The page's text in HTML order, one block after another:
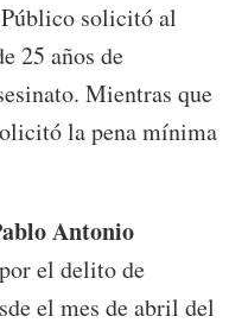
solicitó al
25 años de
Mientras que
la pena mínima
Antonio
el delito de
el mes de abril del